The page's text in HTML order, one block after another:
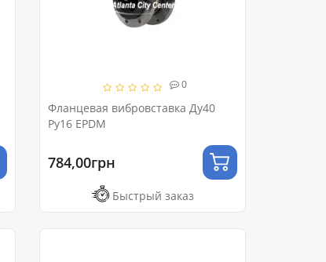
0
Фланцевая вибровставка Ду40
Ру16 EPDM
784,00грн
Быстрый заказ